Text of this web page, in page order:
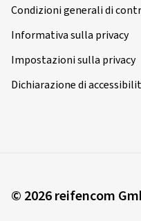
Condizioni generali di
Informativa sulla privacy
Impostazioni sulla privacy
Dichiarazione di
© 2026 reifencom